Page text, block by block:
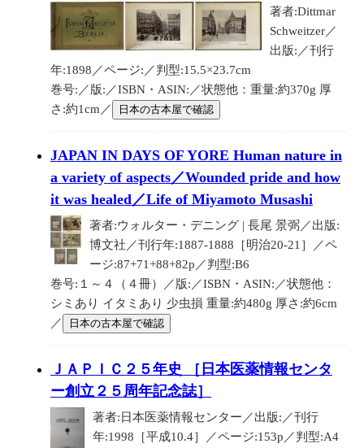
著者:Dittmar
Schweitzer／
出版:／刊行
年:1898／ページ:／判型:15.5×23.7cm
巻号:／版:／ISBN・ASIN:／状態他：重量:約370g 厚
さ:約1cm／
日本の古本屋で確認
JAPAN IN DAYS OF YORE Human nature in
a variety of aspects／Wounded pride and how
it was healed／Life of Miyamoto Musashi
著者:ウォルター・デニング | 長尾 景弼／出版:
博文社／刊行年:1887-1888［明治20-21］／ペ
ージ:87+71+88+82p／判型:B6
巻号:１～４（４冊）／版:／ISBN・ASIN:／状態他：
シミあり イタミあり 少虫損 重量:約480g 厚さ:約6cm
／
日本の古本屋で確認
ＪＡＰＩＣ２５年史 ［日本医薬情報センタ
ー創立２５周年記念誌］
著者:日本医薬情報センター／出版:／刊行
年:1998［平成10.4］／ページ:153p／判型:A4